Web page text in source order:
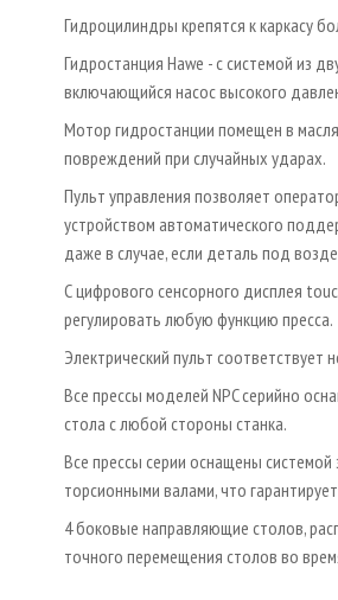
Гидроцилиндры крепятся к каркасу
Гидростанция Hawe - с системой из
включающийся насос высокого
Мотор гидростанции помещен в
повреждений при случайных ударах.
Пульт управления позволяет
устройством автоматического
даже в случае, если деталь под
С цифрового сенсорного дисплея
регулировать любую функцию пресса.
Электрический пульт
Все прессы моделей NPC серийно
стола с любой стороны станка.
Все прессы серии оснащены
торсионными валами, что
4 боковые направляющие столов,
точного перемещения столов во